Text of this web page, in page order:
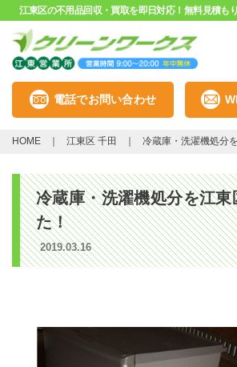
江東区の不用品回収・買取を即日対応！無料見積も
電話でお問い合わせ
HOME 江東区 千田 冷蔵庫・洗濯機処分
冷蔵庫・洗濯機処分を江
た！
2019.03.16